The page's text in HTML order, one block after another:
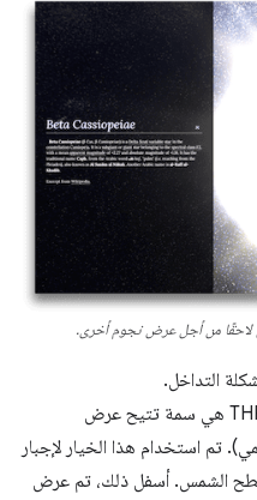
لاحقًا من أجل عرض نجوم أخرى.
التداخل.
في THREE هي سمة تتيح عرض
استخدام هذا الخيار لإجبار
الشمس. أسفل ذلك، تم عرض